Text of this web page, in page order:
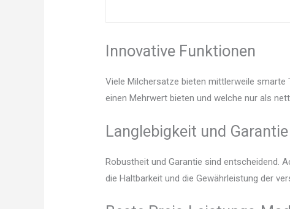
Innovative Funktionen
Viele Milchersatze bieten mittlerweile smarte
einen Mehrwert bieten und welche nur als
Langlebigkeit und Garantie
Robustheit und Garantie sind entscheidend.
die Haltbarkeit und die Gewährleistung der